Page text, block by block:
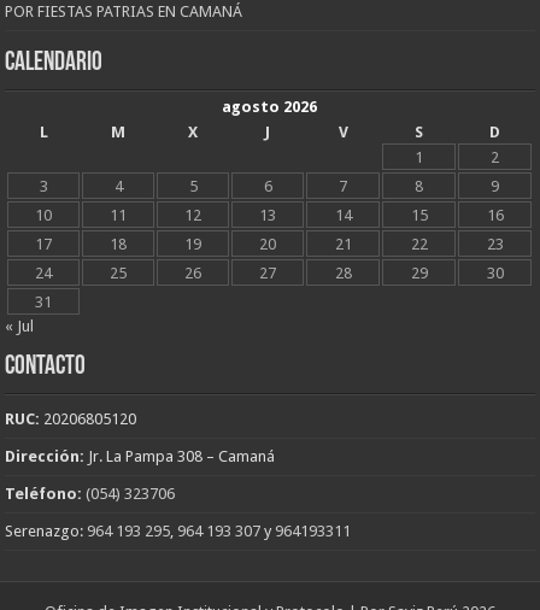
POR FIESTAS PATRIAS EN CAMANÁ
CALENDARIO
agosto 2026
L
M X J V S
D
1
2
3
4 5 6 7 8
9
10
11 12 13 14 15
16
17
18 19 20 21 22
23
24
25 26 27 28 29
30
31
« Jul
CONTACTO
RUC: 20206805120
Dirección: Jr. La Pampa 308 – Camaná
Teléfono: (054) 323706
Serenazgo: 964 193 295 964 193 307 y 964193311